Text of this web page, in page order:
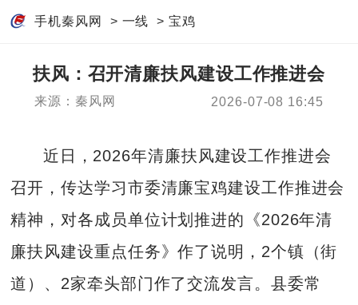
手机秦风网 > 一线 > 宝鸡
扶风：召开清廉扶风建设工作推进会
来源：秦风网 2026-07-08 16:45
近日，2026年清廉扶风建设工作推进会
召开，传达学习市委清廉宝鸡建设工作推进会
精神，对各成员单位计划推进的《2026年清
廉扶风建设重点任务》作了说明，2个镇（街
道）、2家牵头部门作了交流发言。县委常